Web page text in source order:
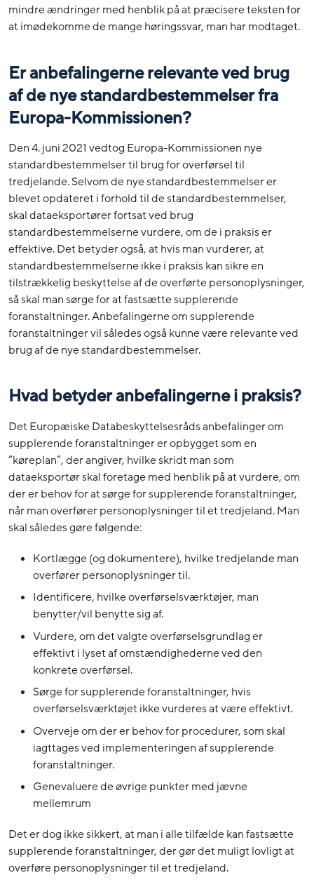
mindre ændringer med henblik på at præcisere teksten for
at imødekomme de mange høringssvar, man har modtaget.
Er anbefalingerne relevante ved brug
af de nye standardbestemmelser fra
Europa-Kommissionen?
Den 4. juni 2021 vedtog Europa-Kommissionen nye
standardbestemmelser til brug for overførsel til
tredjelande. Selvom de nye standardbestemmelser er
blevet opdateret i forhold til de standardbestemmelser,
skal dataeksportører fortsat ved brug
standardbestemmelserne vurdere, om de i praksis er
effektive. Det betyder også, at hvis man vurderer, at
standardbestemmelserne ikke i praksis kan sikre en
tilstrækkelig beskyttelse af de overførte personoplysninger,
så skal man sørge for at fastsætte supplerende
foranstaltninger. Anbefalingerne om supplerende
foranstaltninger vil således også kunne være relevante ved
brug af de nye standardbestemmelser.
Hvad betyder anbefalingerne i praksis?
Det Europæiske Databeskyttelsesråds anbefalinger om
supplerende foranstaltninger er opbygget som en
”køreplan”, der angiver, hvilke skridt man som
dataeksportør skal foretage med henblik på at vurdere, om
der er behov for at sørge for supplerende foranstaltninger,
når man overfører personoplysninger til et tredjeland. Man
skal således gøre følgende:
Kortlægge (og dokumentere), hvilke tredjelande man
overfører personoplysninger til.
Identificere, hvilke overførselsværktøjer, man
benytter/vil benytte sig af.
Vurdere, om det valgte overførselsgrundlag er
effektivt i lyset af omstændighederne ved den
konkrete overførsel.
Sørge for supplerende foranstaltninger, hvis
overførselsværktøjet ikke vurderes at være effektivt.
Overveje om der er behov for procedurer, som skal
iagttages ved implementeringen af supplerende
foranstaltninger.
Genevaluere de øvrige punkter med jævne
mellemrum
Det er dog ikke sikkert, at man i alle tilfælde kan fastsætte
supplerende foranstaltninger, der gør det muligt lovligt at
overføre personoplysninger til et tredjeland.